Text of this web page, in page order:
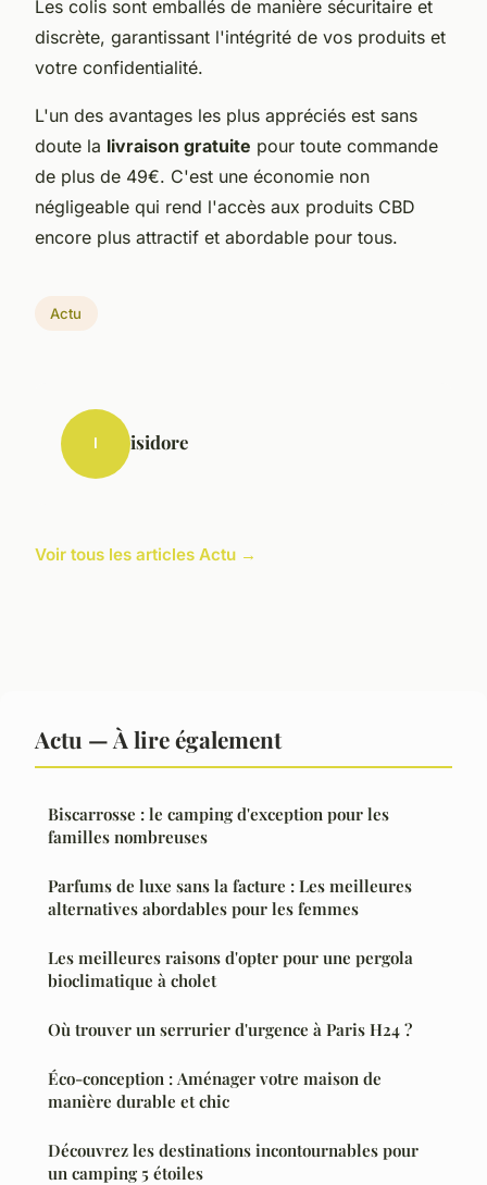
Les colis sont emballés de manière sécuritaire et
discrète, garantissant l'intégrité de vos produits et
votre confidentialité.
L'un des avantages les plus appréciés est sans
doute la livraison gratuite pour toute commande
de plus de 49€. C'est une économie non
négligeable qui rend l'accès aux produits CBD
encore plus attractif et abordable pour tous.
Actu
I isidore
Voir tous les articles Actu →
Actu — À lire également
Biscarrosse : le camping d'exception pour les
familles nombreuses
Parfums de luxe sans la facture : Les meilleures
alternatives abordables pour les femmes
Les meilleures raisons d'opter pour une pergola
bioclimatique à cholet
Où trouver un serrurier d'urgence à Paris H24 ?
Éco-conception : Aménager votre maison de
manière durable et chic
Découvrez les destinations incontournables pour
un camping 5 étoiles